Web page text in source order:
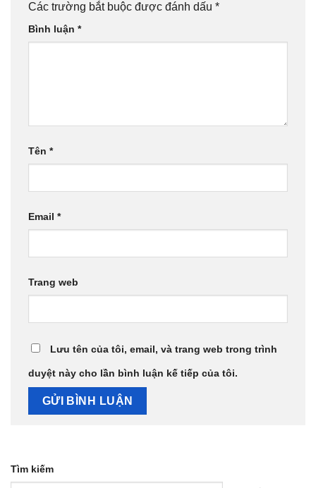
Các trường bắt buộc được đánh dấu *
Bình luận *
Tên *
Email *
Trang web
Lưu tên của tôi, email, và trang web trong trình
duyệt này cho lần bình luận kế tiếp của tôi.
Tìm kiếm